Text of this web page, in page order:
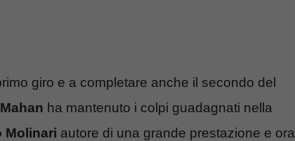
giro e a completare anche il secondo del
ha mantenuto i colpi guadagnati nella
Molinari autore di una grande prestazione e ora